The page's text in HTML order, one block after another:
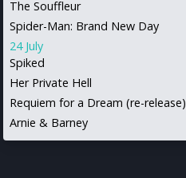
The Souffleur
Spider-Man: Brand New Day
24 July
Spiked
Her Private Hell
Requiem for a Dream (re-release)
Arnie & Barney